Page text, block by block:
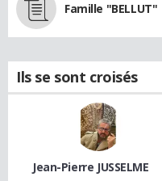
Famille "BELLUT"
Ils se sont croisés
Jean-Pierre JUSSELME